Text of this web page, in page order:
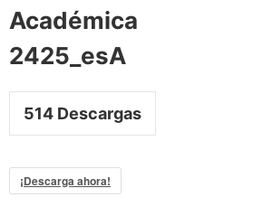
Académica
2425_esA
514 Descargas
¡Descarga ahora!